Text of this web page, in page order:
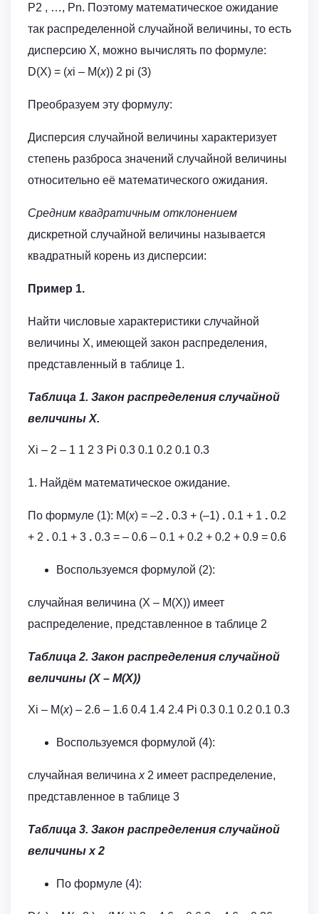
Р2 , …, Рn. Поэтому математическое ожидание
так распределенной случайной величины, то есть
дисперсию Х, можно вычислять по формуле:
D(X) = (xi – M(x)) 2 pi (3)
Преобразуем эту формулу:
Дисперсия случайной величины характеризует
степень разброса значений случайной величины
относительно её математического ожидания.
Средним квадратичным отклонением
дискретной случайной величины называется
квадратный корень из дисперсии:
Пример 1.
Найти числовые характеристики случайной
величины Х, имеющей закон распределения,
представленный в таблице 1.
Таблица 1. Закон распределения случайной
величины Х.
Xi – 2 – 1 1 2 3 Pi 0.3 0.1 0.2 0.1 0.3
1. Найдём математическое ожидание.
По формуле (1): M(x) = –2 . 0.3 + (–1) . 0.1 + 1 . 0.2
+ 2 . 0.1 + 3 . 0.3 = – 0.6 – 0.1 + 0.2 + 0.2 + 0.9 = 0.6
Воспользуемся формулой (2):
случайная величина (Х – М(Х)) имеет
распределение, представленное в таблице 2
Таблица 2. Закон распределения случайной
величины (Х – М(Х))
Xi – М(х) – 2.6 – 1.6 0.4 1.4 2.4 Pi 0.3 0.1 0.2 0.1 0.3
Воспользуемся формулой (4):
случайная величина x2 имеет распределение,
представленное в таблице 3
Таблица 3. Закон распределения случайной
величины х 2
По формуле (4):